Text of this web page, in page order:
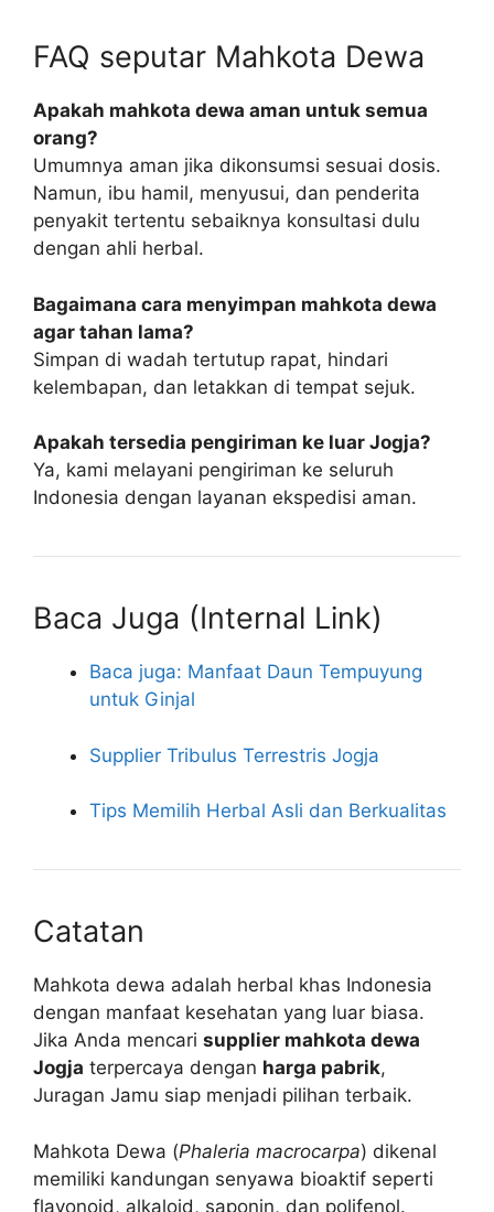
FAQ seputar Mahkota Dewa
Apakah mahkota dewa aman untuk semua
orang?
Umumnya aman jika dikonsumsi sesuai dosis.
Namun, ibu hamil, menyusui, dan penderita
penyakit tertentu sebaiknya konsultasi dulu
dengan ahli herbal.
Bagaimana cara menyimpan mahkota dewa
agar tahan lama?
Simpan di wadah tertutup rapat, hindari
kelembapan, dan letakkan di tempat sejuk.
Apakah tersedia pengiriman ke luar Jogja?
Ya, kami melayani pengiriman ke seluruh
Indonesia dengan layanan ekspedisi aman.
Baca Juga (Internal Link)
Baca juga: Manfaat Daun Tempuyung
untuk Ginjal
Supplier Tribulus Terrestris Jogja
Tips Memilih Herbal Asli dan Berkualitas
Catatan
Mahkota dewa adalah herbal khas Indonesia
dengan manfaat kesehatan yang luar biasa.
Jika Anda mencari supplier mahkota dewa
Jogja terpercaya dengan harga pabrik,
Juragan Jamu siap menjadi pilihan terbaik.
Mahkota Dewa (Phaleria macrocarpa) dikenal
memiliki kandungan senyawa bioaktif seperti
flavonoid, alkaloid, saponin, dan polifenol.